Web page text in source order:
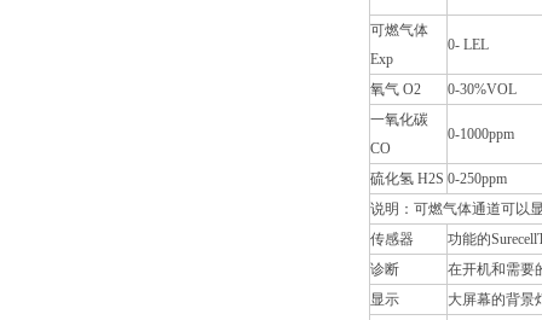
可燃气体
Exp
0- LEL
氧气 O2
0-30%VOL
一氧化碳
CO
0-1000ppm
硫化氢 H2S 0-250ppm
说明：可燃气体通道可以
传感器
功能的
诊断
在开机和需要
显示
大屏幕的背景